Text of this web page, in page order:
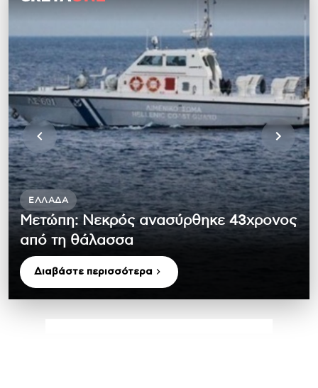
ΕΛΛΆΔΑ
Μετώπη: Νεκρός ανασύρθηκε 43χρονος
από τη θάλασσα
Διαβάστε περισσότερα